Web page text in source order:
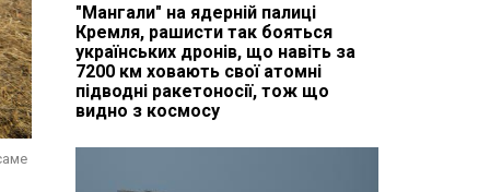
"Мангали" на ядерній палиці
Кремля, рашисти так бояться
українських дронів, що навіть за
7200 км ховають свої атомні
підводні ракетоносії, тож що
видно з космосу